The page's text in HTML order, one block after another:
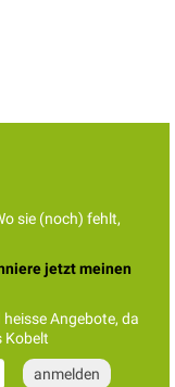
sie (noch) fehlt,
jetzt meinen
Angebote, da
Kobelt